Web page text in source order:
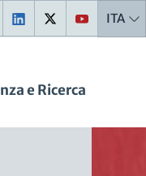
ITA
e Ricerca